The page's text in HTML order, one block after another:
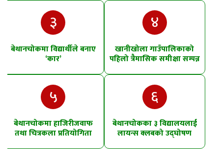
३
बेथानचोकमा विद्यार्थीले बनाए
‘कार’
४
खानीखोला गाउँपालिकाको
पहिलो त्रैमासिक समीक्षा सम्पन्न
५
बेथानचोकमा हाजिरीजवाफ
तथा चित्रकला प्रतियोगिता
६
बेथानचोकका ३ विद्यालयलाई
लायन्स क्लबको उद्घोषण